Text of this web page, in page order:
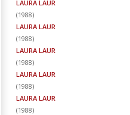
LAURA LAUR
(1988)
LAURA LAUR
(1988)
LAURA LAUR
(1988)
LAURA LAUR
(1988)
LAURA LAUR
(1988)